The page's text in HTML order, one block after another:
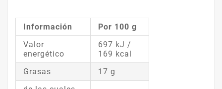
Información
Por 100 g
Valor
energético
697 kJ /
169 kcal
Grasas
17 g